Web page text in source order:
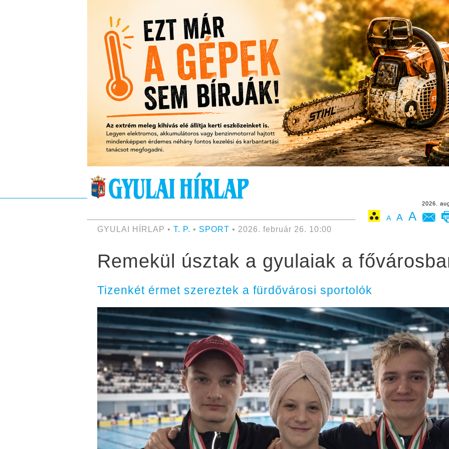
2026.
A A A
GYULAI HÍRLAP • T. P. • SPORT • 2026. február 26. 10:00
Remekül úsztak a gyulaiak a
Tizenkét érmet szereztek a fürdővárosi sportolók